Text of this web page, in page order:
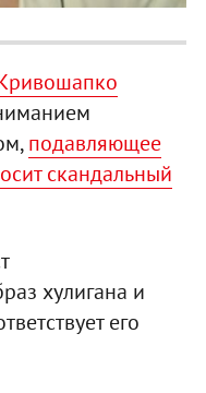
подавляющее
скандальный
хулигана и
его